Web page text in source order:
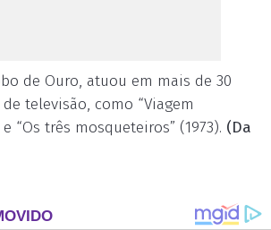
de Ouro, atuou em mais de 30
televisão, como “Viagem
“Os três mosqueteiros” (1973). (Da